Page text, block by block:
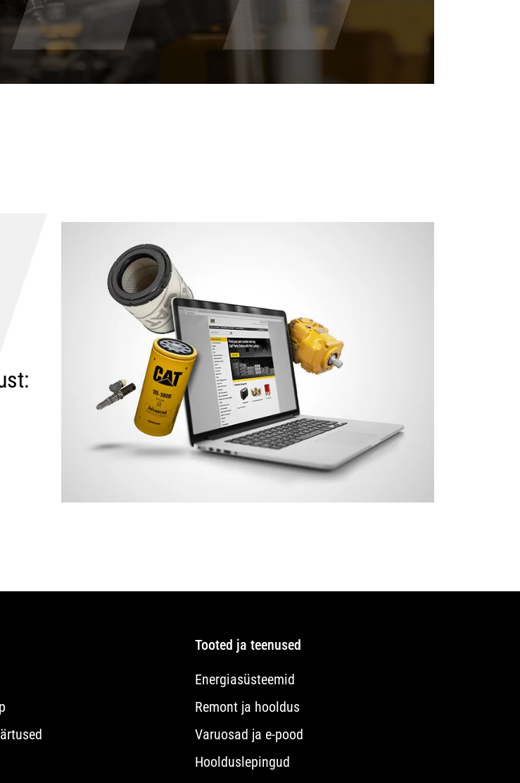
Tooted ja teenused
Energiasüsteemid
Remont ja hooldus
Varuosad ja e-pood
Hoolduslepingud